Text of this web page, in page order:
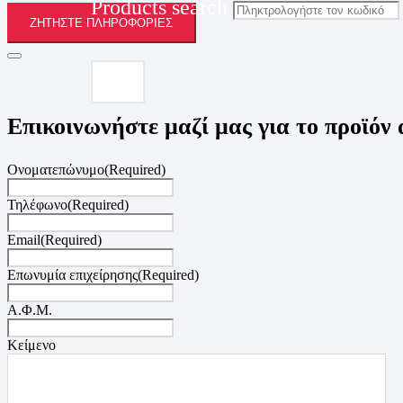
Products search
ΖΗΤΉΣΤΕ ΠΛΗΡΟΦΟΡΊΕΣ
Επικοινωνήστε μαζί μας για το προϊόν
Ονοματεπώνυμο(Required)
Τηλέφωνο(Required)
Email(Required)
Επωνυμία επιχείρησης(Required)
Α.Φ.Μ.
Κείμενο